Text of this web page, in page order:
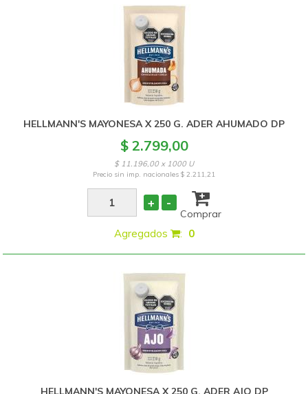
HELLMANN'S MAYONESA X 250 G. ADER AHUMADO DP
$ 2.799,00
$ 11.196,00 x 1000 U
Precio sin imp. nacionales$ 2.211,21
+ -
Comprar
Agregados : 0
HELLMANN'S MAYONESA X 250 G. ADER AJO DP